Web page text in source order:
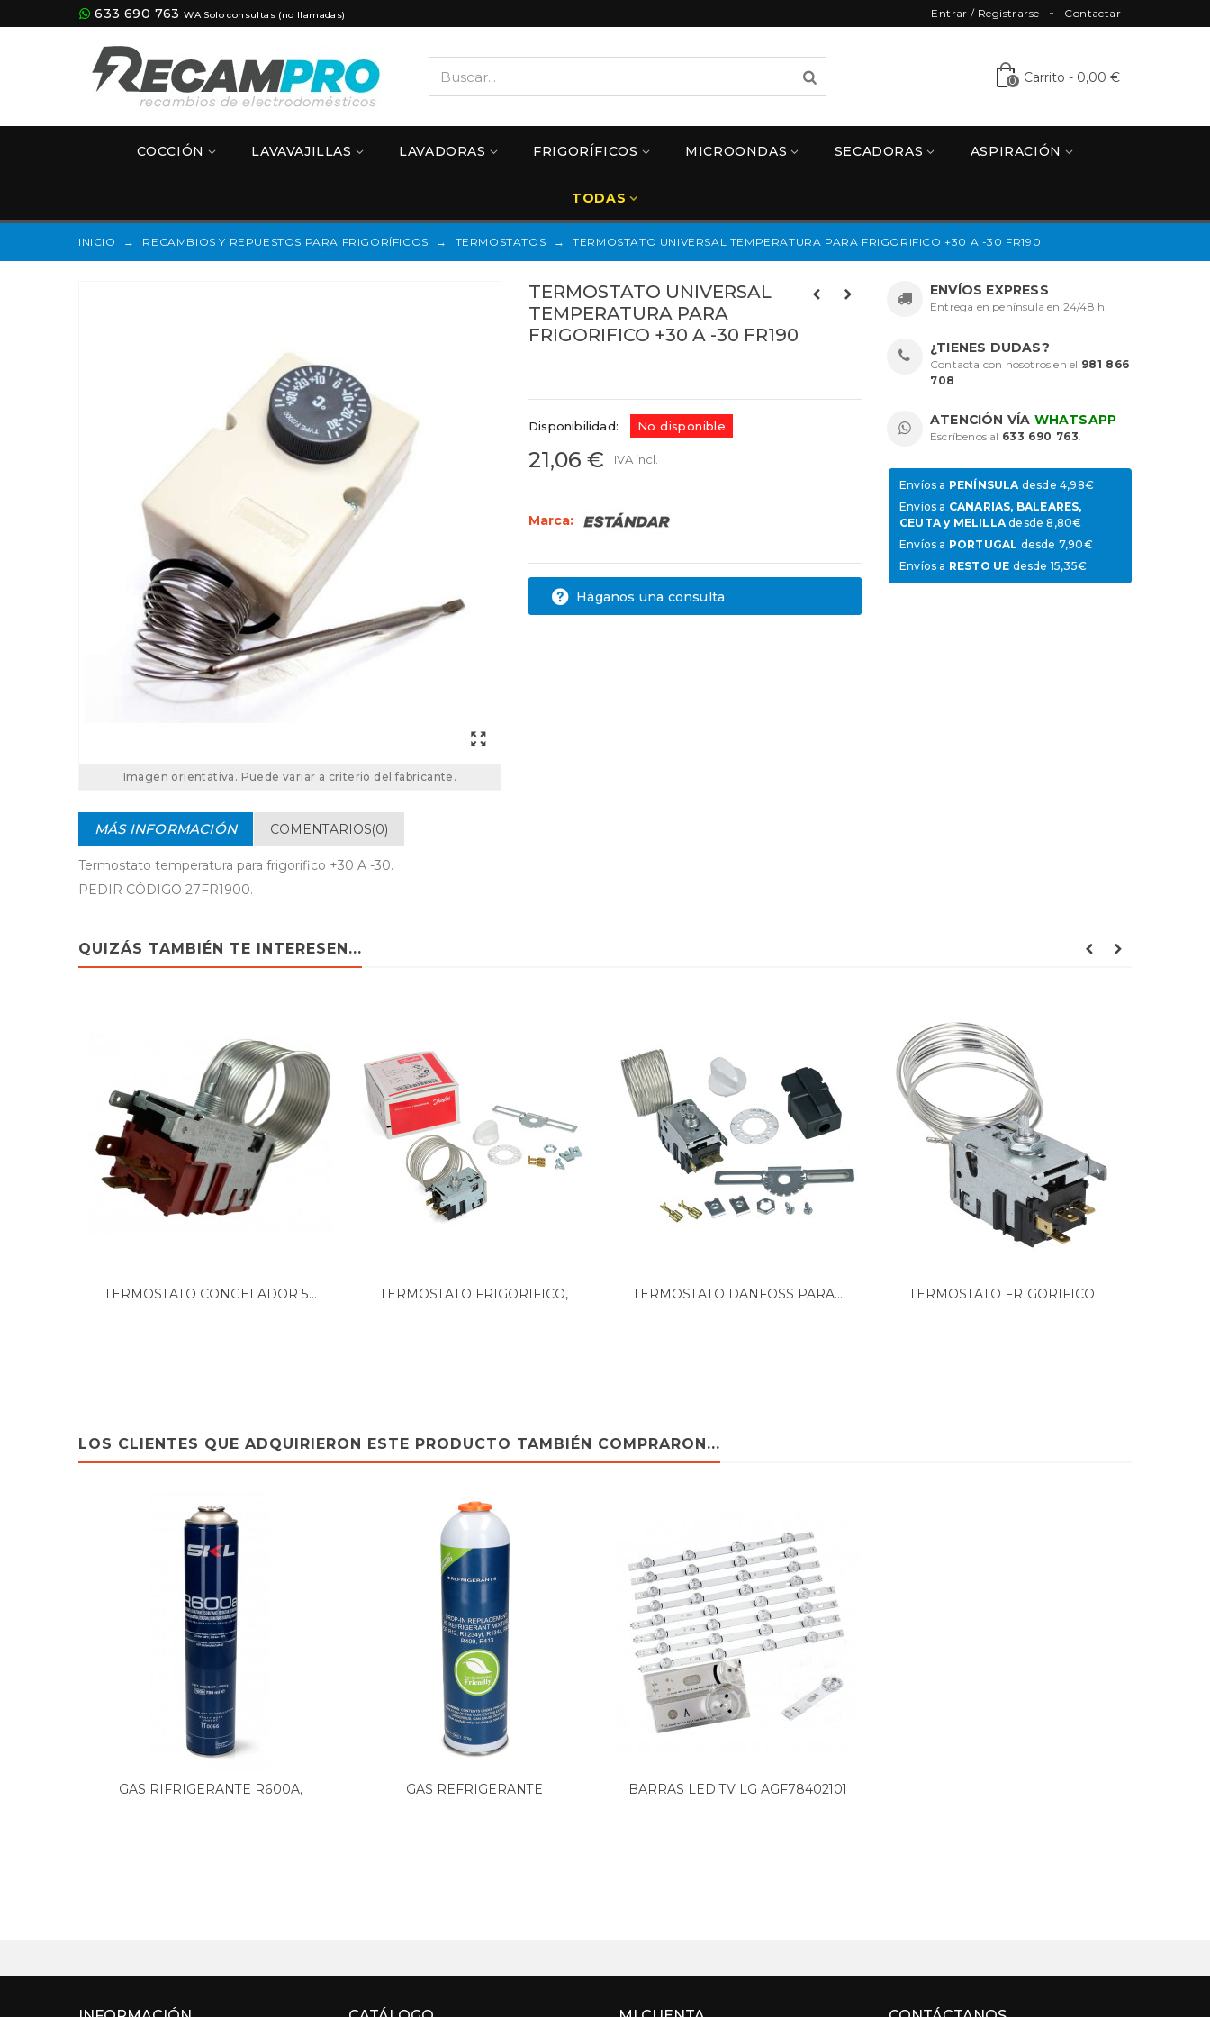
633 690 763 WA Solo consultas (no llamadas) Contactar
Entrar / Registrarse
0 Carrito - 0,00 €
COCCIÓN LAVAVAJILLAS LAVADORAS FRIGORÍFICOS MICROONDAS SECADORAS ASPIRACIÓN
TODAS
INICIO → RECAMBIOS Y REPUESTOS PARA FRIGORÍFICOS → TERMOSTATOS → TERMOSTATO UNIVERSAL TEMPERATURA PARA FRIGORIFICO +30 A -30 FR190
Imagen orientativa. Puede variar a criterio del fabricante.
TERMOSTATO UNIVERSAL
TEMPERATURA PARA
FRIGORIFICO +30 A -30 FR190
Disponibilidad: No disponible
21,06 € IVA incl.
Marca:
Háganos una consulta
ENVÍOS EXPRESS
Entrega en península en 24/48 h.
¿TIENES DUDAS?
Contacta con nosotros en el 981 866
708 .
ATENCIÓN VÍA WHATSAPP
Escríbenos al 633 690 763.
Envíos a PENÍNSULAdesde 4,98€
Envíos a CANARIAS, BALEARES,
CEUTA y MELILLAdesde 8,80€
Envíos a PORTUGAL desde 7,90€
Envíos a RESTO UE desde 15,35€
MÁS INFORMACIÓN COMENTARIOS(0)
Termostato temperatura para frigorifico +30 A -30.
PEDIR CÓDIGO 27FR1900.
QUIZÁS TAMBIÉN TE INTERESEN...
TERMOSTATO CONGELADOR 5...
TERMOSTATO FRIGORIFICO,
TERMOSTATO DANFOSS PARA...
TERMOSTATO FRIGORIFICO
LOS CLIENTES QUE ADQUIRIERON ESTE PRODUCTO TAMBIÉN COMPRARON...
GAS RIFRIGERANTE R600A,
GAS REFRIGERANTE
BARRAS LED TV LG AGF78402101